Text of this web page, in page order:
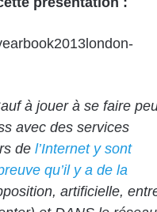
à jouer à se faire
avec des services
de l’Internet y sont
qu’il y a de la
artificielle,